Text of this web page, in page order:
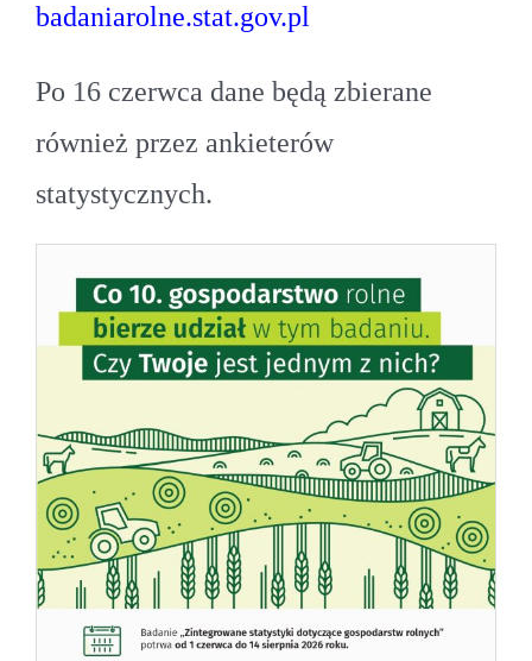
badaniarolne.stat.gov.pl
Po 16 czerwca dane będą zbierane
również przez ankieterów
statystycznych.